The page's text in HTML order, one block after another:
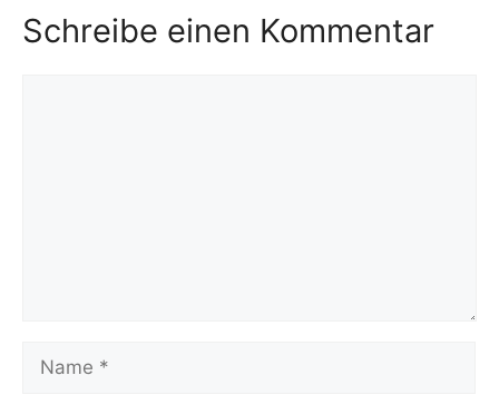
Schreibe einen Kommentar
Name